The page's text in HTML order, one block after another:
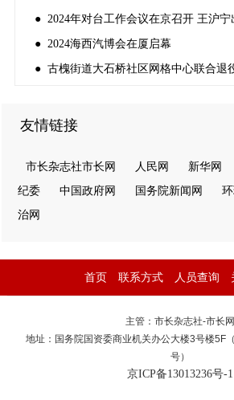
● 2024年对台工作会议在京召开 王沪宁
● 2024海西汽博会在厦启幕
友情链接
市长杂志社市长网 人民网 新华网
纪委
中国政府网 国务院新闻网
治网
首页 联系方式 人员查询
主管：市长杂志社-市长网
地址：国务院国资委商业机关办公大楼3号楼5F
号）
京ICP备13013236号-1